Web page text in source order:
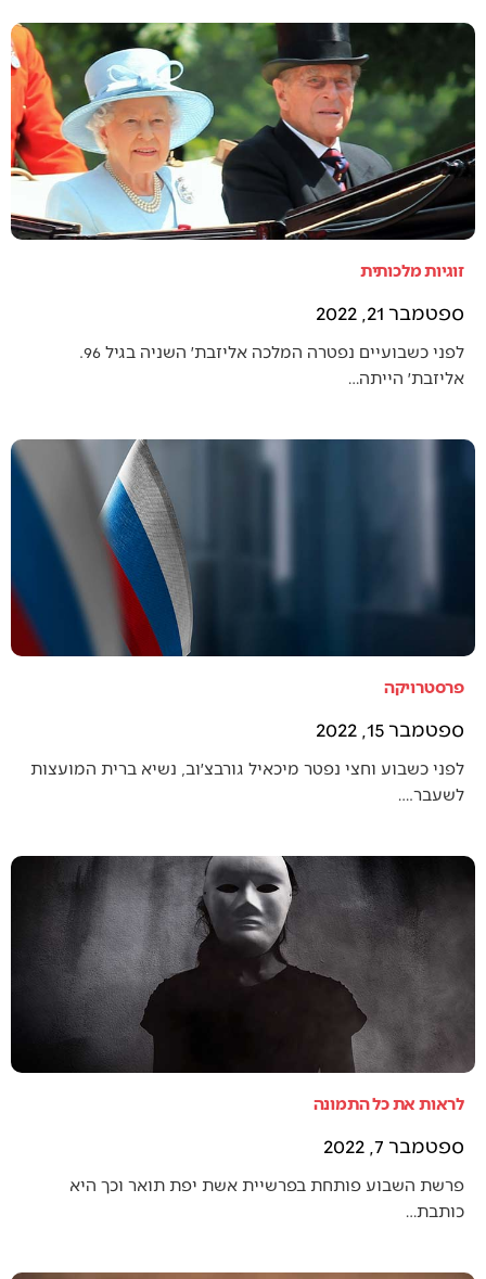
זוגיות מלכותית
ספטמבר 21, 2022
לפני כשבועיים נפטרה המלכה אליזבת׳ השניה בגיל 96.
אליזבת׳ הייתה…
פרסטרויקה
ספטמבר 15, 2022
לפני כשבוע וחצי נפטר מיכאיל גורבצ׳וב, נשיא ברית המועצות
לשעבר.…
לראות את כל התמונה
ספטמבר 7, 2022
פרשת השבוע פותחת בפרשיית אשת יפת תואר וכך היא
כותבת…